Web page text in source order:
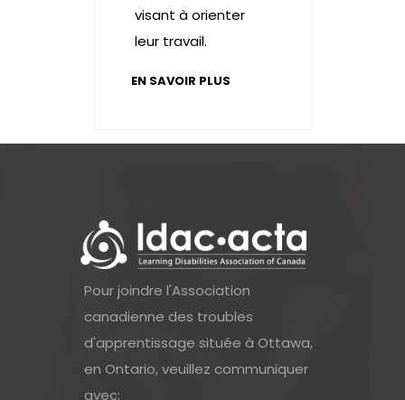
visant à orienter
leur travail.
EN SAVOIR PLUS
Pour joindre l'Association
canadienne des troubles
d'apprentissage située à Ottawa,
en Ontario, veuillez communiquer
avec: